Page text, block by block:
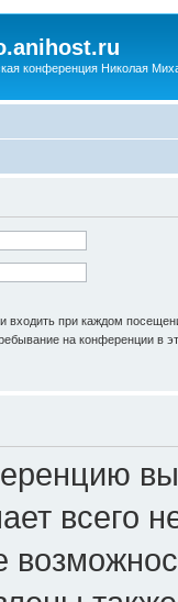
конференция Николая
входить при каждом
на конференции в
всего